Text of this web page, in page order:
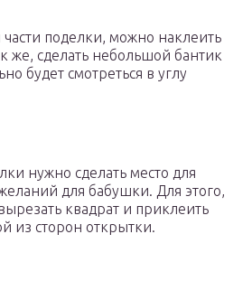
поделки, можно наклеить
же, сделать небольшой бантик
будет смотреться в углу
нужно сделать место для
для бабушки. Для этого,
квадрат и приклеить
из сторон открытки.